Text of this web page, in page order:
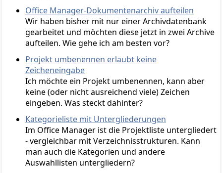
Office Manager-Dokumentenarchiv aufteilen
Wir haben bisher mit nur einer Archivdatenbank
gearbeitet und möchten diese jetzt in zwei Archive
aufteilen. Wie gehe ich am besten vor?
Projekt umbenennen erlaubt keine
Zeicheneingabe
Ich möchte ein Projekt umbenennen, kann aber
keine (oder nicht ausreichend viele) Zeichen
eingeben. Was steckt dahinter?
Kategorieliste mit Untergliederungen
Im Office Manager ist die Projektliste untergliedert
- vergleichbar mit Verzeichnisstrukturen. Kann
man auch die Kategorien und andere
Auswahllisten untergliedern?